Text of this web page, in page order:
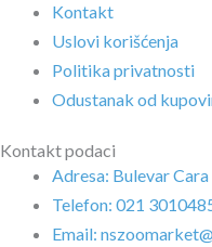
Kontakt
Uslovi korišćenja
Politika privatnosti
Odustanak od
Kontakt podaci
Adresa: Bulevar
Telefon: 021
Email: